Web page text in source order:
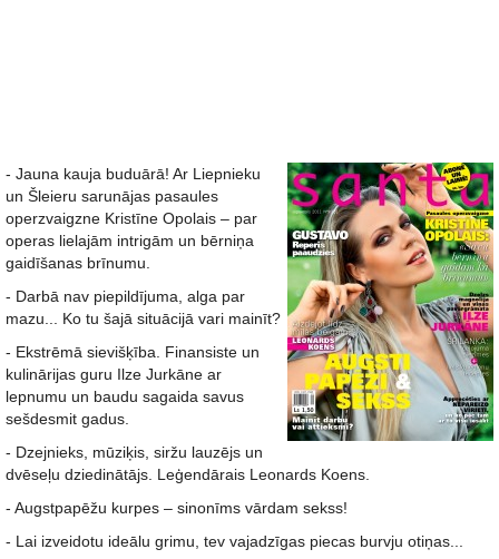
- Jauna kauja buduārā! Ar Liepnieku
un Šleieru sarunājas pasaules
operzvaigzne Kristīne Opolais – par
operas lielajām intrigām un bērniņa
gaidīšanas brīnumu.
- Darbā nav piepildījuma, alga par
mazu... Ko tu šajā situācijā vari mainīt?
- Ekstrēmā sievišķība. Finansiste un
kulinārijas guru Ilze Jurkāne ar
lepnumu un baudu sagaida savus
sešdesmit gadus.
- Dzejnieks, mūziķis, siržu lauzējs un
dvēseļu dziedinātājs. Leģendārais Leonards Koens.
- Augstpapēžu kurpes – sinonīms vārdam sekss!
- Lai izveidotu ideālu grimu, tev vajadzīgas piecas burvju otiņas...